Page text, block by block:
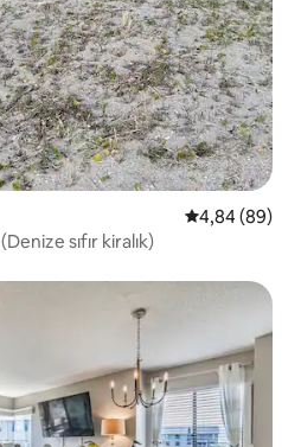
5 üzerinden
4,84 (89)
sıfır kiralık)
beğenilenler arasında